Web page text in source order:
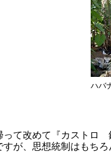
ハバ
て改めて『カストロ
すが、思想統制はもち